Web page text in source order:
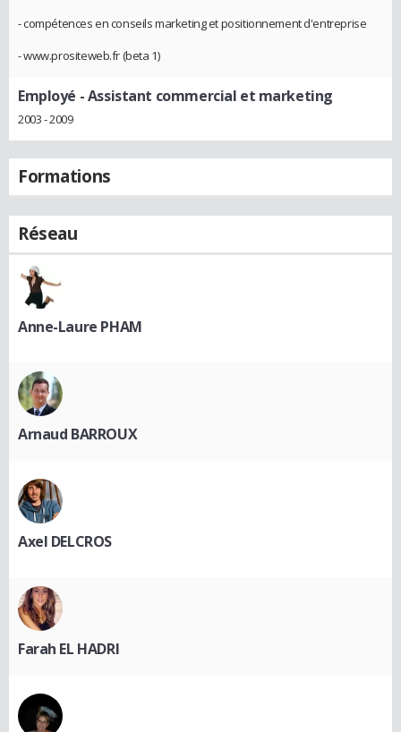
- compétences en conseils marketing et positionnement d'entreprise
- www.prositeweb.fr (beta 1)
Employé - Assistant commercial et marketing
2003 - 2009
Formations
Réseau
Anne-Laure PHAM
Arnaud BARROUX
Axel DELCROS
Farah EL HADRI